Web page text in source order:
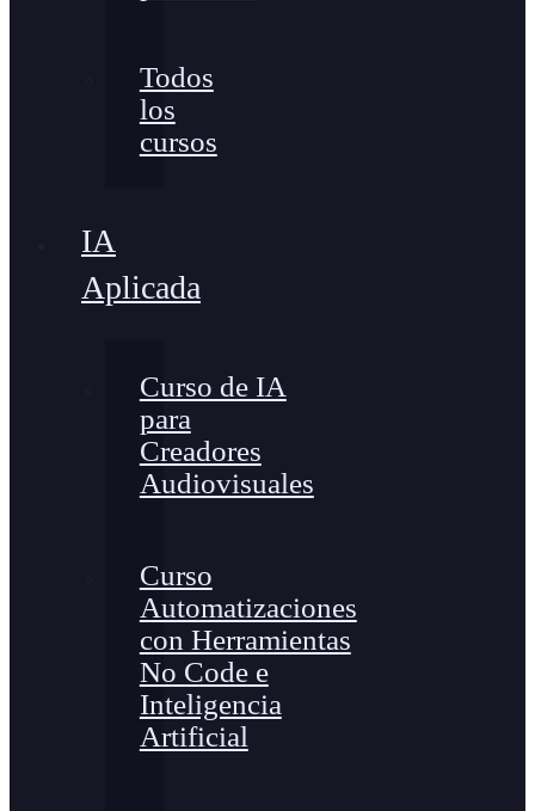
Todos
los
cursos
IA
Aplicada
Curso de IA
para
Creadores
Audiovisuales
Curso
Automatizaciones
con Herramientas
No Code e
Inteligencia
Artificial